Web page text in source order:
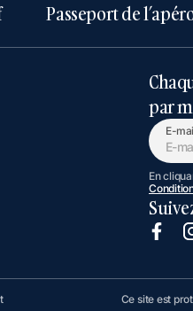
Passeport de
par
E-
En
Ce site est